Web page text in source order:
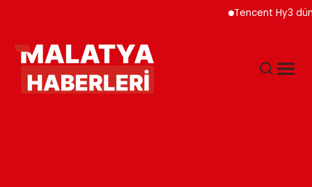
Tencent Hy3 dünya